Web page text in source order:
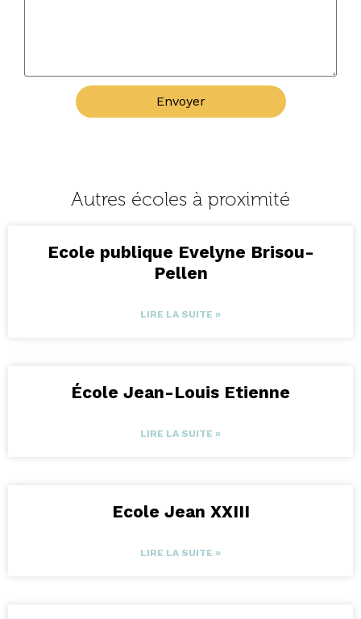
Envoyer
Autres écoles à proximité
Ecole publique Evelyne Brisou-
Pellen
LIRE LA SUITE »
École Jean-Louis Etienne
LIRE LA SUITE »
Ecole Jean XXIII
LIRE LA SUITE »